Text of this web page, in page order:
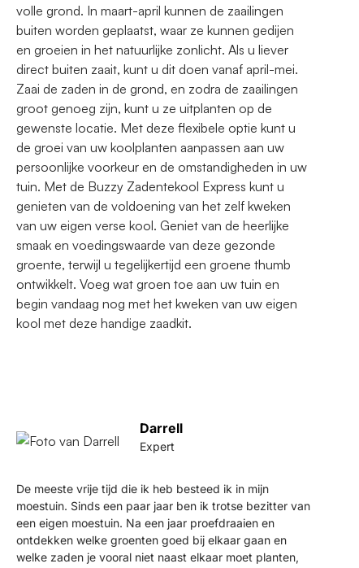
volle grond. In maart-april kunnen de zaailingen
buiten worden geplaatst, waar ze kunnen gedijen
en groeien in het natuurlijke zonlicht. Als u liever
direct buiten zaait, kunt u dit doen vanaf april-mei.
Zaai de zaden in de grond, en zodra de zaailingen
groot genoeg zijn, kunt u ze uitplanten op de
gewenste locatie. Met deze flexibele optie kunt u
de groei van uw koolplanten aanpassen aan uw
persoonlijke voorkeur en de omstandigheden in uw
tuin. Met de Buzzy Zadentekool Express kunt u
genieten van de voldoening van het zelf kweken
van uw eigen verse kool. Geniet van de heerlijke
smaak en voedingswaarde van deze gezonde
groente, terwijl u tegelijkertijd een groene thumb
ontwikkelt. Voeg wat groen toe aan uw tuin en
begin vandaag nog met het kweken van uw eigen
kool met deze handige zaadkit.
Darrell
Expert
De meeste vrije tijd die ik heb besteed ik in mijn
moestuin. Sinds een paar jaar ben ik trotse bezitter van
een eigen moestuin. Na een jaar proefdraaien en
ontdekken welke groenten goed bij elkaar gaan en
welke zaden je vooral niet naast elkaar moet planten,